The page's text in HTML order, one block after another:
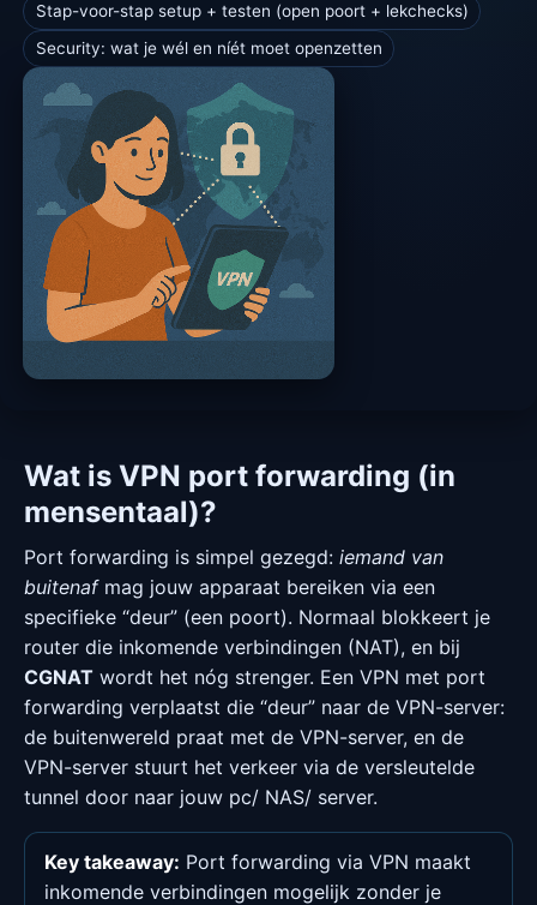
Stap-voor-stap setup + testen (open poort + lekchecks)
Security: wat je wél en níét moet openzetten
Wat is VPN port forwarding (in
mensentaal)?
Port forwarding is simpel gezegd: iemand van
buitenafmag jouw apparaat bereiken via een
specifieke “deur” (een poort). Normaal blokkeert je
router die inkomende verbindingen (NAT), en bij
CGNAT wordt het nóg strenger. Een VPN met port
forwarding verplaatst die “deur” naar de VPN-server:
de buitenwereld praat met de VPN-server, en de
VPN-server stuurt het verkeer via de versleutelde
tunnel door naar jouw pc/ NAS/ server.
Key takeaway: Port forwarding via VPN maakt
inkomende verbindingen mogelijk zonder je